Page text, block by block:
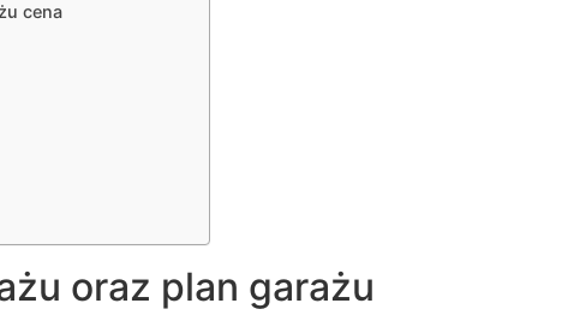
cena
oraz plan garażu